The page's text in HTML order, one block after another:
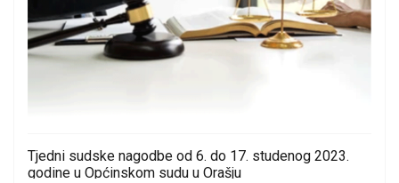
Tjedni sudske nagodbe od 6. do 17. studenog 2023.
godine u Općinskom sudu u Orašju